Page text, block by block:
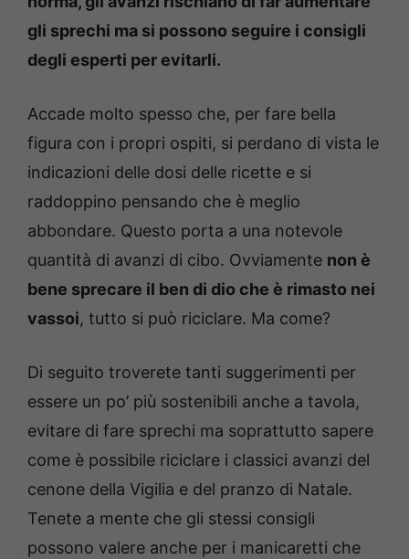
gli sprechi ma si possono seguire i consigli
degli esperti per evitarli.
Accade molto spesso che, per fare bella
figura con i propri ospiti, si perdano di vista le
indicazioni delle dosi delle ricette e si
raddoppino pensando che è meglio
abbondare. Questo porta a una notevole
quantità di avanzi di cibo. Ovviamente non è
bene sprecare il ben di dio che è rimasto nei
vassoi, tutto si può riciclare. Ma come?
Di seguito troverete tanti suggerimenti per
essere un po’ più sostenibili anche a tavola,
evitare di fare sprechi ma soprattutto sapere
come è possibile riciclare i classici avanzi del
cenone della Vigilia e del pranzo di Natale.
Tenete a mente che gli stessi consigli
possono valere anche per i manicaretti che